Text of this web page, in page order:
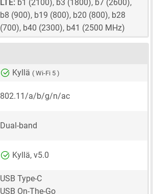
LTE: b1 (2100), b3 (1800), b7 (2600),
b8 (900), b19 (800), b20 (800), b28
(700), b40 (2300), b41 (2500 MHz)
Kyllä ( Wi-Fi 5 )
802.11/a/b/g/n/ac
Dual-band
Kyllä, v5.0
USB Type-C
USB On-The-Go